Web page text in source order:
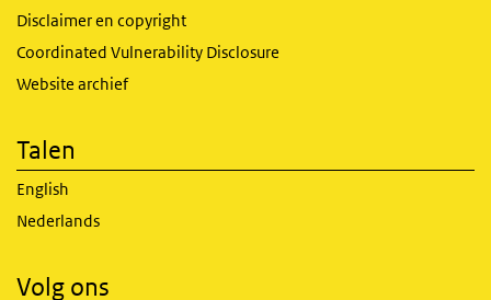
Disclaimer en copyright
Coordinated Vulnerability Disclosure
Website archief
Talen
English
Nederlands
Volg ons